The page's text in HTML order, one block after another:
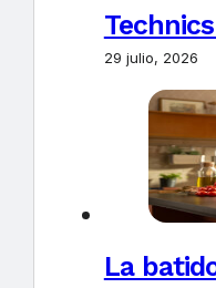
29 julio, 2026
La